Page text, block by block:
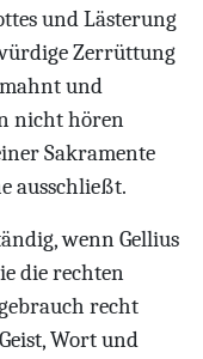
und Lästerung
Zerrüttung
und
nicht hören
Sakramente
ausschließt.
wenn Gellius
die rechten
recht
Wort und